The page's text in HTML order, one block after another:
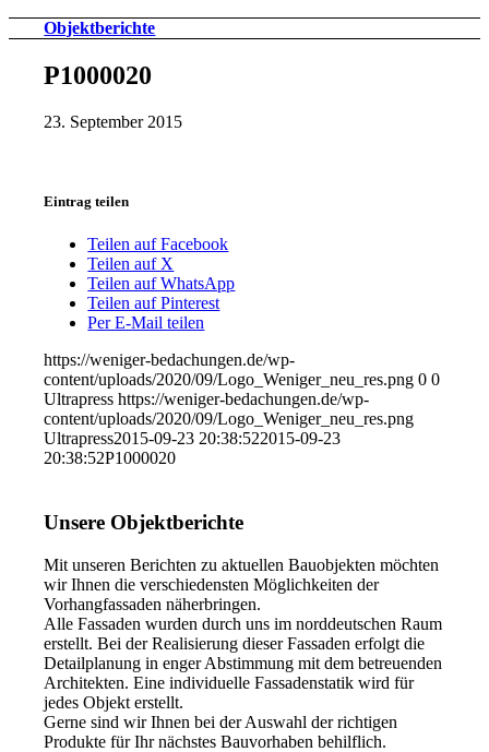
Objektberichte
P1000020
23. September 2015
Eintrag teilen
Teilen auf Facebook
Teilen auf X
Teilen auf WhatsApp
Teilen auf Pinterest
Per E-Mail teilen
https://weniger-bedachungen.de/wp-
content/uploads/2020/09/Logo_Weniger_neu_res.png 0 0
Ultrapress https://weniger-bedachungen.de/wp-
content/uploads/2020/09/Logo_Weniger_neu_res.png
Ultrapress2015-09-23 20:38:522015-09-23
20:38:52P1000020
Unsere Objektberichte
Mit unseren Berichten zu aktuellen Bauobjekten möchten
wir Ihnen die verschiedensten Möglichkeiten der
Vorhangfassaden näherbringen.
Alle Fassaden wurden durch uns im norddeutschen Raum
erstellt. Bei der Realisierung dieser Fassaden erfolgt die
Detailplanung in enger Abstimmung mit dem betreuenden
Architekten. Eine individuelle Fassadenstatik wird für
jedes Objekt erstellt.
Gerne sind wir Ihnen bei der Auswahl der richtigen
Produkte für Ihr nächstes Bauvorhaben behilflich.